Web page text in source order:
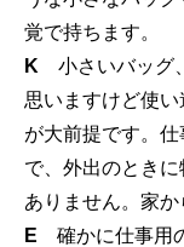
覚で持ちます。
K 小さいバッグ
思いますけど使
が大前提です。
で、外出のとき
ありません。家か
E 確かに仕事用